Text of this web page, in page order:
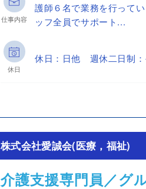
仕事内容
護師６名で業務を行って
ッフ全員でサポート...
休日
休日：日他 週休二日制
株式会社愛誠会(医療，福祉)
介護支援専門員／グ